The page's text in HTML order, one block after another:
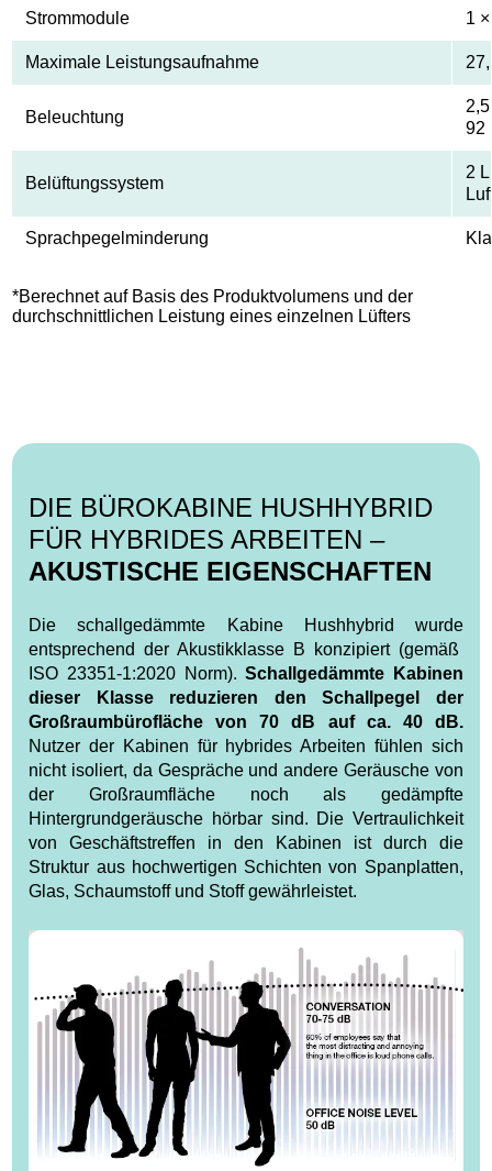
Strommodule 1
Maximale Leistungsaufnahme
Beleuchtung
92
Belüftungssystem
2
Sprachpegelminderung
*Berechnet auf Basis des Produktvolumens und der
durchschnittlichen Leistung eines einzelnen Lüfters
DIE BÜROKABINE HUSHHYBRID
FÜR HYBRIDES ARBEITEN –
AKUSTISCHE EIGENSCHAFTEN
Die schallgedämmte Kabine Hushhybrid wurde
entsprechend der Akustikklasse B konzipiert (gemäß
ISO 23351‑1:2020 Norm).Schallgedämmte Kabinen
dieser Klasse reduzieren den Schallpegel der
Großraumbürofläche von 70 dB auf ca. 40 dB.
Nutzer der Kabinen für hybrides Arbeiten fühlen sich
nicht isoliert, da Gespräche und andere Geräusche von
der Großraumfläche noch als gedämpfte
Hintergrundgeräusche hörbar sind. Die Vertraulichkeit
von Geschäftstreffen in den Kabinen ist durch die
Struktur aus hochwertigen Schichten von Spanplatten,
Glas, Schaumstoff und Stoff gewährleistet.